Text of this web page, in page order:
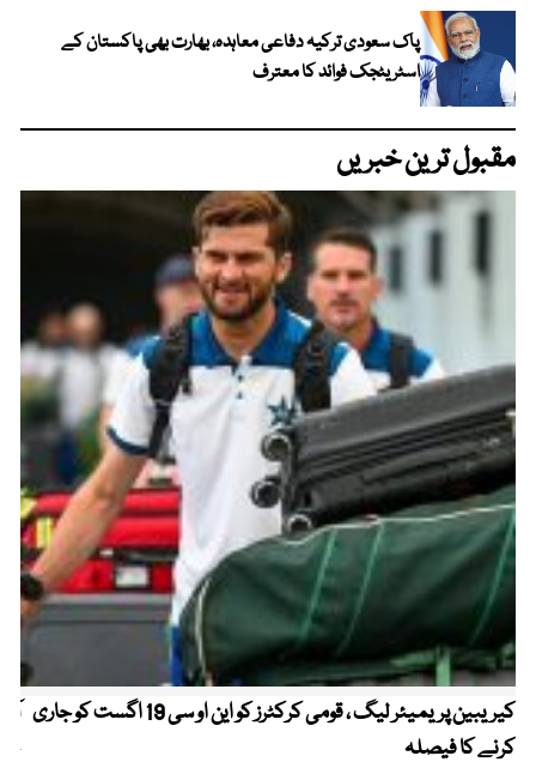
پاک سعودی ترکیہ دفاعی معاہدہ، بھارت بھی پاکستان کے
اسٹریٹجک فوائد کا معترف
مقبول ترین خبریں
کیریبین پریمیئر لیگ ، قومی کرکٹرز کو این او سی 19 اگست کو جاری
کرنے کا فیصلہ